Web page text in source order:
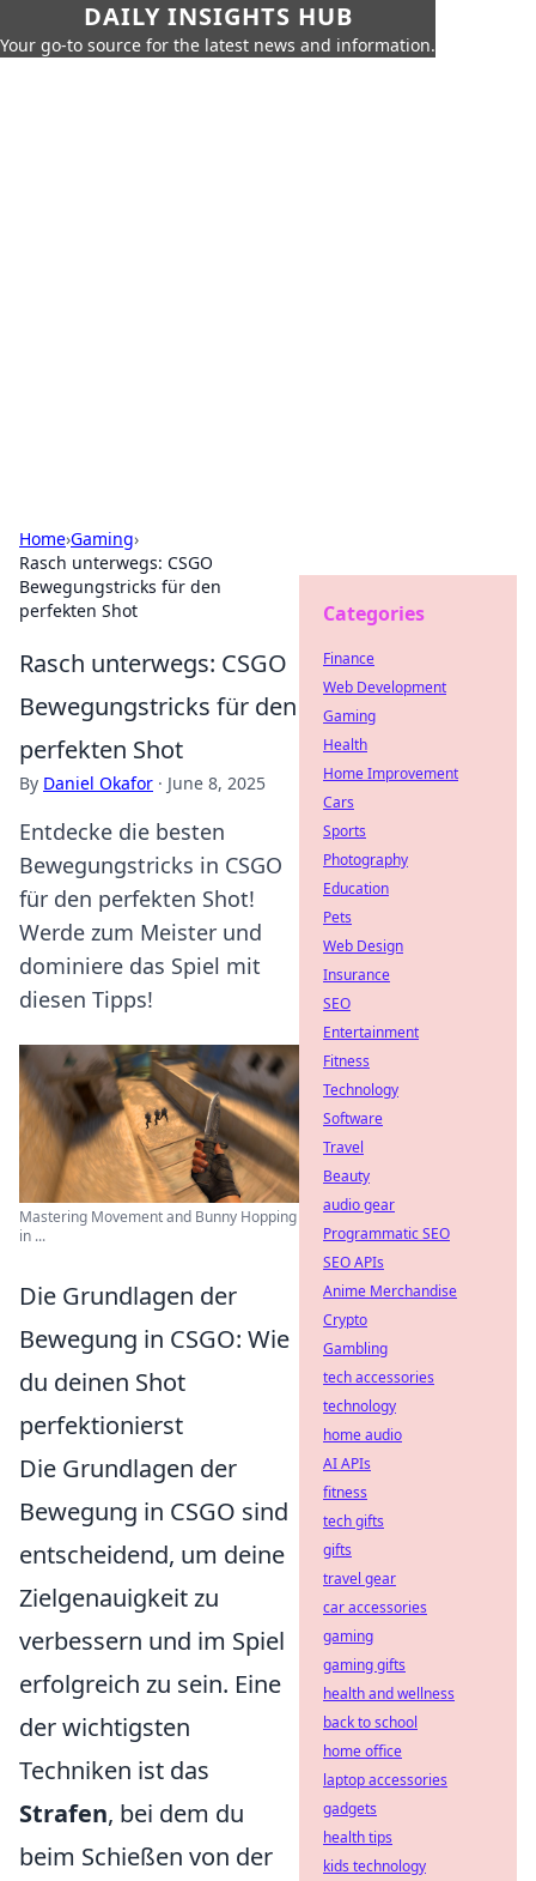
DAILY INSIGHTS HUB
Your go-to source for the latest news and information.
Home›Gaming›
Rasch unterwegs: CSGO
Bewegungstricks für den
perfekten Shot
Rasch unterwegs: CSGO
Bewegungstricks für den
perfekten Shot
By Daniel Okafor · June 8, 2025
Entdecke die besten
Bewegungstricks in CSGO
für den perfekten Shot!
Werde zum Meister und
dominiere das Spiel mit
diesen Tipps!
Mastering Movement and Bunny Hopping
in ...
Die Grundlagen der
Bewegung in CSGO: Wie
du deinen Shot
perfektionierst
Die Grundlagen der
Bewegung in CSGO sind
entscheidend, um deine
Zielgenauigkeit zu
verbessern und im Spiel
erfolgreich zu sein. Eine
der wichtigsten
Techniken ist das
Strafen, bei dem du
beim Schießen von der
Categories
Finance
Web Development
Gaming
Health
Home Improvement
Cars
Sports
Photography
Education
Pets
Web Design
Insurance
SEO
Entertainment
Fitness
Technology
Software
Travel
Beauty
audio gear
Programmatic SEO
SEO APIs
Anime Merchandise
Crypto
Gambling
tech accessories
technology
home audio
AI APIs
fitness
tech gifts
gifts
travel gear
car accessories
gaming
gaming gifts
health and wellness
back to school
home office
laptop accessories
gadgets
health tips
kids technology